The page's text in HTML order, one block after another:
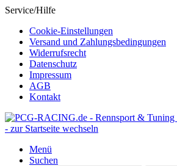
Service/Hilfe
Cookie-Einstellungen
Versand und Zahlungsbedingungen
Widerrufsrecht
Datenschutz
Impressum
AGB
Kontakt
Menü
Suchen